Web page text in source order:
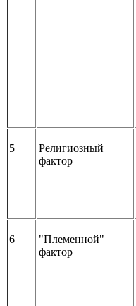
5
Религиозный
фактор
6
"Племенной"
фактор